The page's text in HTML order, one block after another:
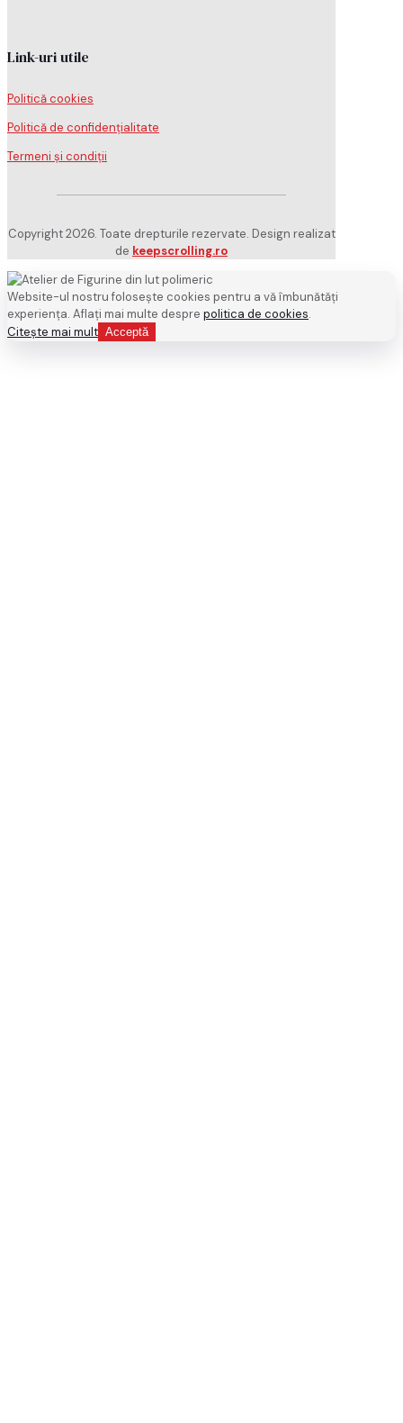
Link-uri utile
Politică cookies
Politică de confidențialitate
Termeni și condiții
Copyright 2026. Toate drepturile rezervate. Design realizat
de keepscrolling.ro
Website-ul nostru folosește cookies pentru a vă îmbunătăți
experiența. Aflați mai multe despre politica de cookies.
Citește mai mult Acceptă